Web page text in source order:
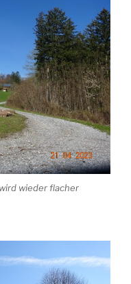
wieder flacher